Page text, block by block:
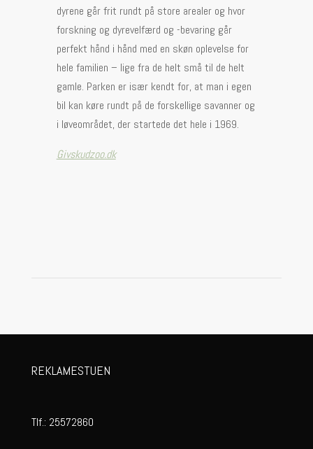
dyrene går frit rundt på store arealer og hvor
forskning og dyrevelfærd og -bevaring går
perfekt hånd i hånd med en skøn oplevelse for
hele familien – lige fra de helt små til de helt
gamle. Parken er især kendt for, at man i egen
bil kan køre rundt på de forskellige savanner og
i løveområdet, der startede det hele i 1969.
Givskudzoo.dk
REKLAMESTUEN
Tlf.: 25572860